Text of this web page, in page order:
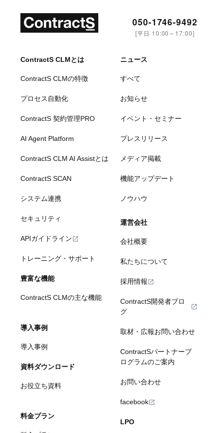
050-1746-9492
[平日 10:00～17:00]
ContractS CLMとは
ContractS CLMの特徴
プロセス自動化
ContractS 契約管理PRO
AI Agent Platform
ContractS CLM AI Assistとは
ContractS SCAN
システム連携
セキュリティ
APIガイドライン
トレーニング・サポート
豊富な機能
ContractS CLMの主な機能
導入事例
導入事例
資料ダウンロード
お役立ち資料
料金プラン
ニュース
すべて
お知らせ
イベント・セミナー
プレスリリース
メディア掲載
機能アップデート
ノウハウ
運営会社
会社概要
私たちについて
採用情報
ContractS開発者ブロ
グ
取材・広報お問い合わせ
ContractSパートナープ
ログラムのご案内
お問い合わせ
facebook
LPO